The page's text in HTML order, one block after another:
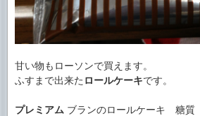
甘い物もローソンで買えます。
ふすまで出来た ロールケーキです。
プレミアム ブランのロールケーキ 糖質